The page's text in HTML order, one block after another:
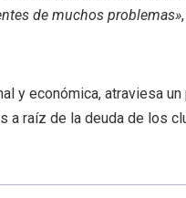
de muchos problemas»
y económica, atraviesa un
a raíz de la deuda de los